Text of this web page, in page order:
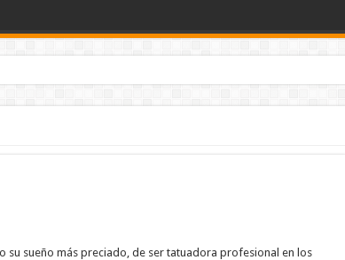
su sueño más preciado, de ser tatuadora profesional en los